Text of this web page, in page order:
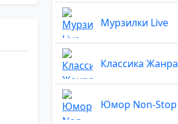
Мурзилки Live
Классика Жанра
Юмор Non-Stop